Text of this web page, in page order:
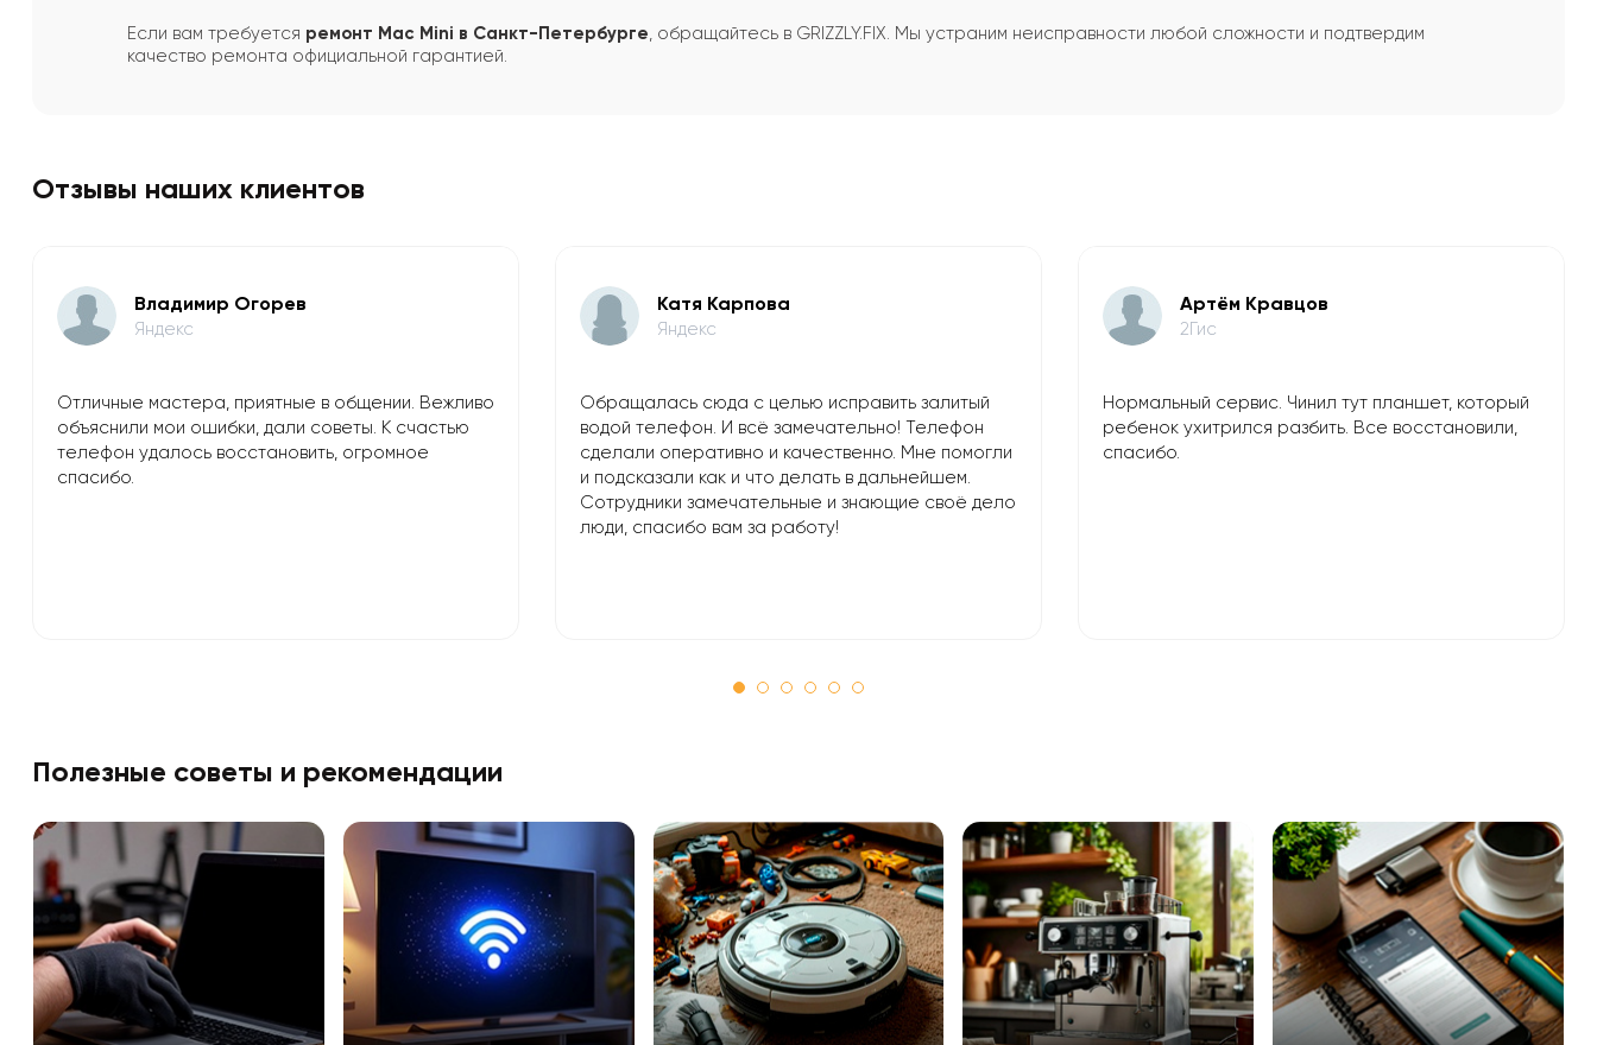
Если вам требуется ремонт Mac Mini в Санкт-Петербурге, обращайтесь в GRIZZLY.FIX. Мы устраним неисправности любой сложности и подтвердим
качество ремонта официальной гарантией.
Отзывы наших клиентов
Владимир Огорев
Яндекс
Отличные мастера, приятные в общении. Вежливо
объяснили мои ошибки, дали советы. К счастью
телефон удалось восстановить, огромное
спасибо.
Катя Карпова
Яндекс
Обращалась сюда с целью исправить залитый
водой телефон. И всё замечательно! Телефон
сделали оперативно и качественно. Мне помогли
и подсказали как и что делать в дальнейшем.
Сотрудники замечательные и знающие своё дело
люди, спасибо вам за работу!
Артём Кравцов
2Гис
Нормальный сервис. Чинил тут планшет, который
ребенок ухитрился разбить. Все восстановили,
спасибо.
Полезные советы и рекомендации